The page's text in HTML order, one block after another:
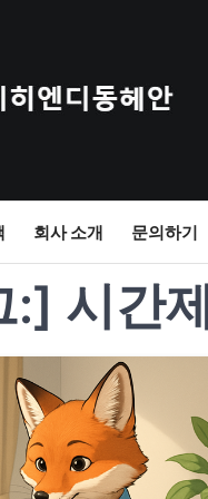
회사 소개 문의하기
:] 시간